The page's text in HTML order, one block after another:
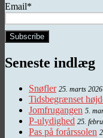
Email*
Seneste indlæg
Snøfler 25. marts 2026
Tidsbegrænset
Jomfrugangen 5.
P-ulydighed 25.
Pas på forårssolen